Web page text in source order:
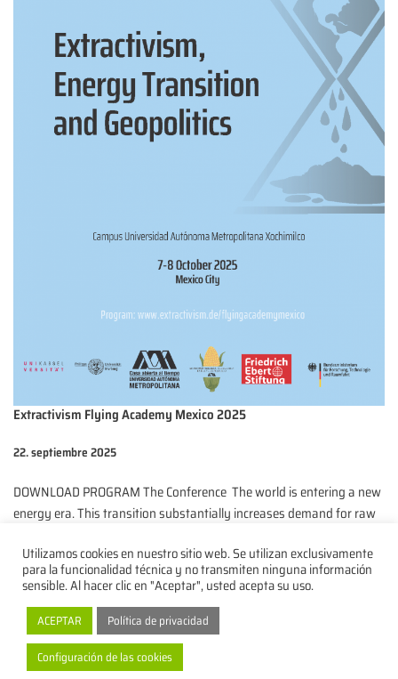
Extractivism Flying Academy Mexico 2025
22. septiembre 2025
DOWNLOAD PROGRAM The Conference The world is entering a new
energy era. This transition substantially increases demand for raw
Política de privacidad
Utilizamos cookies en nuestro sitio web. Se utilizan exclusivamente
para la funcionalidad técnica y no transmiten ninguna información
sensible. Al hacer clic en "Aceptar", usted acepta su uso.
ACEPTAR
Política de privacidad
Configuración de las cookies